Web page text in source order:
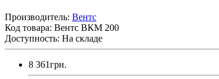
Производитель: Вентс
Код товара: Вентс ВКМ 200
Доступность: На складе
8 361грн.